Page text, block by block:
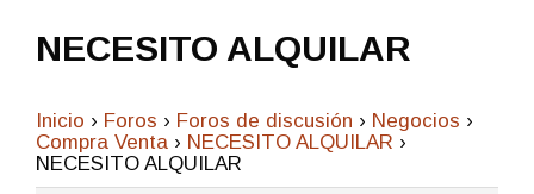
NECESITO ALQUILAR
Inicio › Foros › Foros de discusión › Negocios ›
Compra Venta › NECESITO ALQUILAR ›
NECESITO ALQUILAR